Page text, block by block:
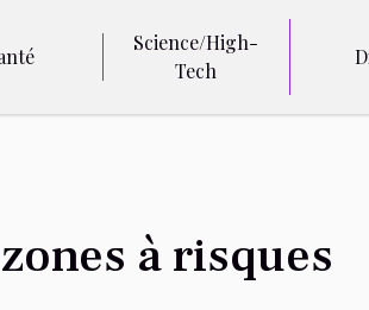
Science/High-
Tech
à risques